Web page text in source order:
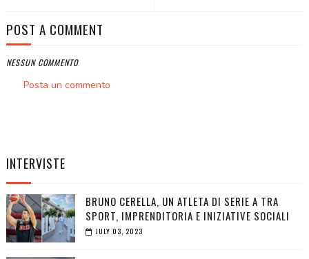
POST A COMMENT
NESSUN COMMENTO
Posta un commento
INTERVISTE
BRUNO CERELLA, UN ATLETA DI SERIE A TRA
SPORT, IMPRENDITORIA E INIZIATIVE SOCIALI
JULY 03, 2023